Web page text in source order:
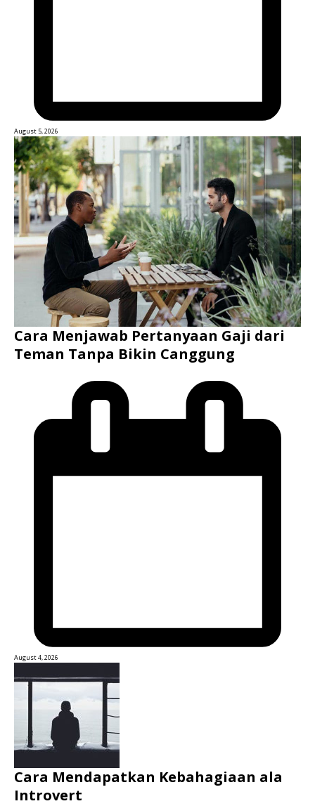
August 5, 2026
Cara Menjawab Pertanyaan Gaji dari
Teman Tanpa Bikin Canggung
August 4, 2026
Cara Mendapatkan Kebahagiaan ala
Introvert